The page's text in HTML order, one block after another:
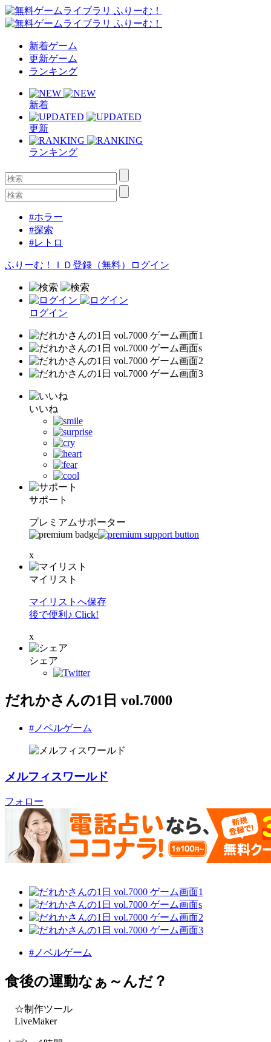
新着ゲーム
更新ゲーム
ランキング
新着
更新
ランキング
#ホラー
#探索
#レトロ
ふりーむ！ＩＤ登録（無料） ログイン
ログイン
いいね
サポート
プレミアムサポーター
x
マイリスト
マイリストへ保存
後で便利♪ Click!
x
シェア
だれかさんの1日 vol.7000
#ノベルゲーム
メルフィスワールド
フォロー
#ノベルゲーム
食後の運動なぁ～んだ？
☆制作ツール
LiveMaker